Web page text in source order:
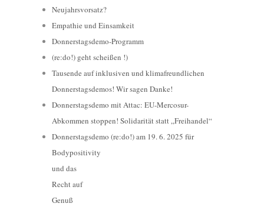
Neujahrsvorsatz?
Empathie und Einsamkeit
Donnerstagsdemo-Programm
(re:do!) geht scheißen !)
Tausende auf inklusiven und klimafreundlichen
Donnerstagsdemos! Wir sagen Danke!
Donnerstagsdemo mit Attac: EU-Mercosur-
Abkommen stoppen! Solidarität statt „Freihandel“
Donnerstagsdemo (re:do!) am 19. 6. 2025 für
Bodypositivity
und das
Recht auf
Genuß